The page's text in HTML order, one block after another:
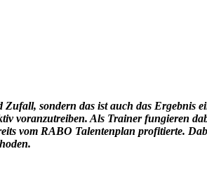
sondern das ist auch das Ergebnis
voranzutreiben. Als Trainer fungieren
vom RABO Talentenplan profitierte.